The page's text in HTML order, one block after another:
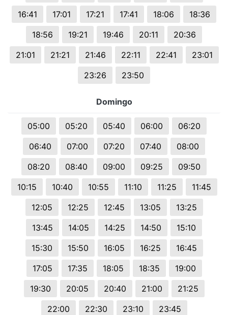
16:41
17:01 17:21 17:41 18:06
18:36
18:56
19:21 19:46 20:11
20:36
21:01
21:21 21:46 22:11 22:41
23:01
23:26
23:50
Domingo
05:00 05:20 05:40 06:00
06:20
06:40
07:00 07:20 07:40
08:00
08:20
08:40 09:00 09:25
09:50
10:15
10:40 10:55 11:10 11:25
11:45
12:05
12:25 12:45 13:05
13:25
13:45
14:05 14:25 14:50
15:10
15:30
15:50 16:05 16:25
16:45
17:05
17:35 18:05 18:35
19:00
19:30
20:05 20:40 21:00
21:25
22:00
22:30 23:10 23:45